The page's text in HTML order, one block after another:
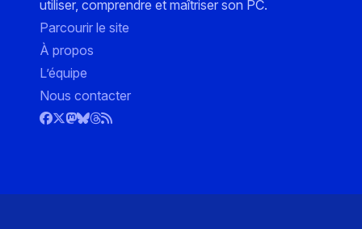
utiliser, comprendre et maîtriser son PC.
Parcourir le site
À propos
L’équipe
Nous contacter